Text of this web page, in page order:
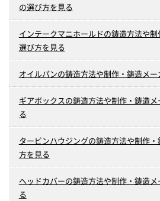
の選び方を見る
インテークマニホールドの鋳造方法や
選び方を見る
オイルパンの鋳造方法や制作・鋳造メ
ギアボックスの鋳造方法や制作・鋳造
る
タービンハウジングの鋳造方法や制作
方を見る
ヘッドカバーの鋳造方法や制作・鋳造
る